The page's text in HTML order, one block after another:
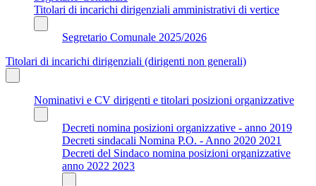
Titolari di incarichi dirigenziali amministrativi di vertice
Segretario Comunale 2025/2026
Titolari di incarichi dirigenziali (dirigenti non generali)
Nominativi e CV dirigenti e titolari posizioni organizzative
Decreti nomina posizioni organizzative - anno 2019
Decreti sindacali Nomina P.O. - Anno 2020 2021
Decreti del Sindaco nomina posizioni organizzative
anno 2022 2023